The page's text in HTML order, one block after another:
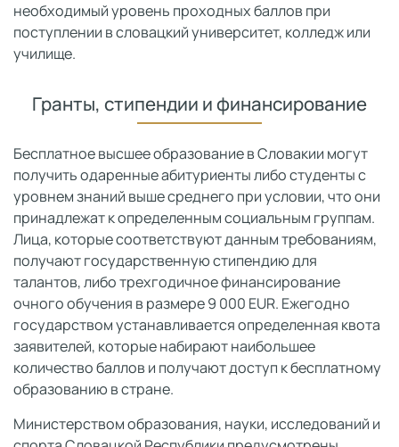
необходимый уровень проходных баллов при
поступлении в словацкий университет, колледж или
училище.
Гранты, стипендии и финансирование
Бесплатное высшее образование в Словакии могут
получить одаренные абитуриенты либо студенты с
уровнем знаний выше среднего при условии, что они
принадлежат к определенным социальным группам.
Лица, которые соответствуют данным требованиям,
получают государственную стипендию для
талантов, либо трехгодичное финансирование
очного обучения в размере 9 000 EUR. Ежегодно
государством устанавливается определенная квота
заявителей, которые набирают наибольшее
количество баллов и получают доступ к бесплатному
образованию в стране.
Министерством образования, науки, исследований и